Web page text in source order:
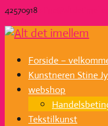
42570918
Forside –
Kunstneren Stine
webshop
Tekstilkunst